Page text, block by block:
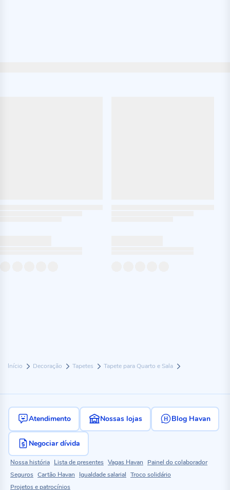
Início Decoração Tapetes Tapete para Quarto e Sala
Atendimento Nossas lojas Blog Havan
Negociar dívida
Nossa história Lista de presentes Vagas Havan
Painel do colaborador
Seguros Cartão Havan Igualdade salarial Troco solidário
Projetos e patrocínios